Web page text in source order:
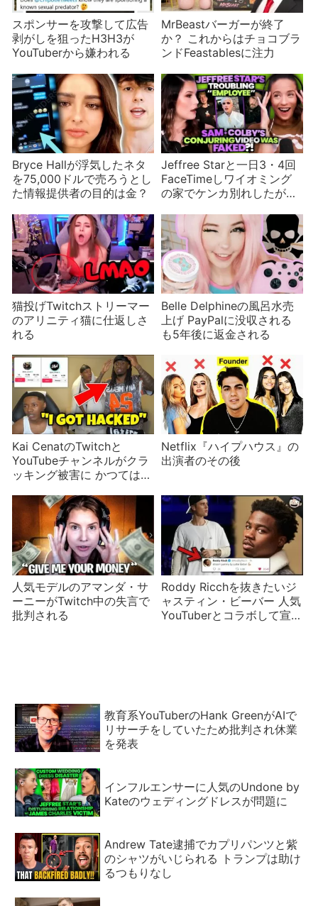
スポンサーを攻撃して広告
剥がしを狙ったH3H3が
YouTuberから嫌われる
MrBeastバーガーが終了
か？ これからはチョコブラ
ンドFeastablesに注力
Bryce Hallが浮気したネタ
を75,000ドルで売ろうとし
た情報提供者の目的は金？
Jeffree Starと一日3・4回
FaceTimeしワイオミング
の家でケンカ別れしたが仕
猫投げTwitchストリーマー
のアリニティ猫に仕返しさ
れる
Belle Delphineの風呂水売
上げ PayPalに没収される
も5年後に返金される
Kai CenatのTwitchと
YouTubeチャンネルがクラ
ッキング被害に かつては
Netflix『ハイプハウス』の
出演者のその後
人気モデルのアマンダ・サ
ーニーがTwitch中の失言で
批判される
Roddy Ricchを抜きたいジ
ャスティン・ビーバー 人気
YouTuberとコラボして宣伝
教育系YouTuberのHank GreenがAIで
リサーチをしていたため批判され休業
を発表
インフルエンサーに人気のUndone by
Kateのウェディングドレスが問題に
Andrew Tate逮捕でカプリパンツと紫
のシャツがいじられる トランプは助け
るつもりなし